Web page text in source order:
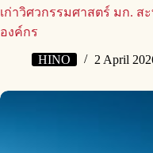
เก่าวิศวกรรมศาสตร์ มก.
องค์กร
HINO 2 April